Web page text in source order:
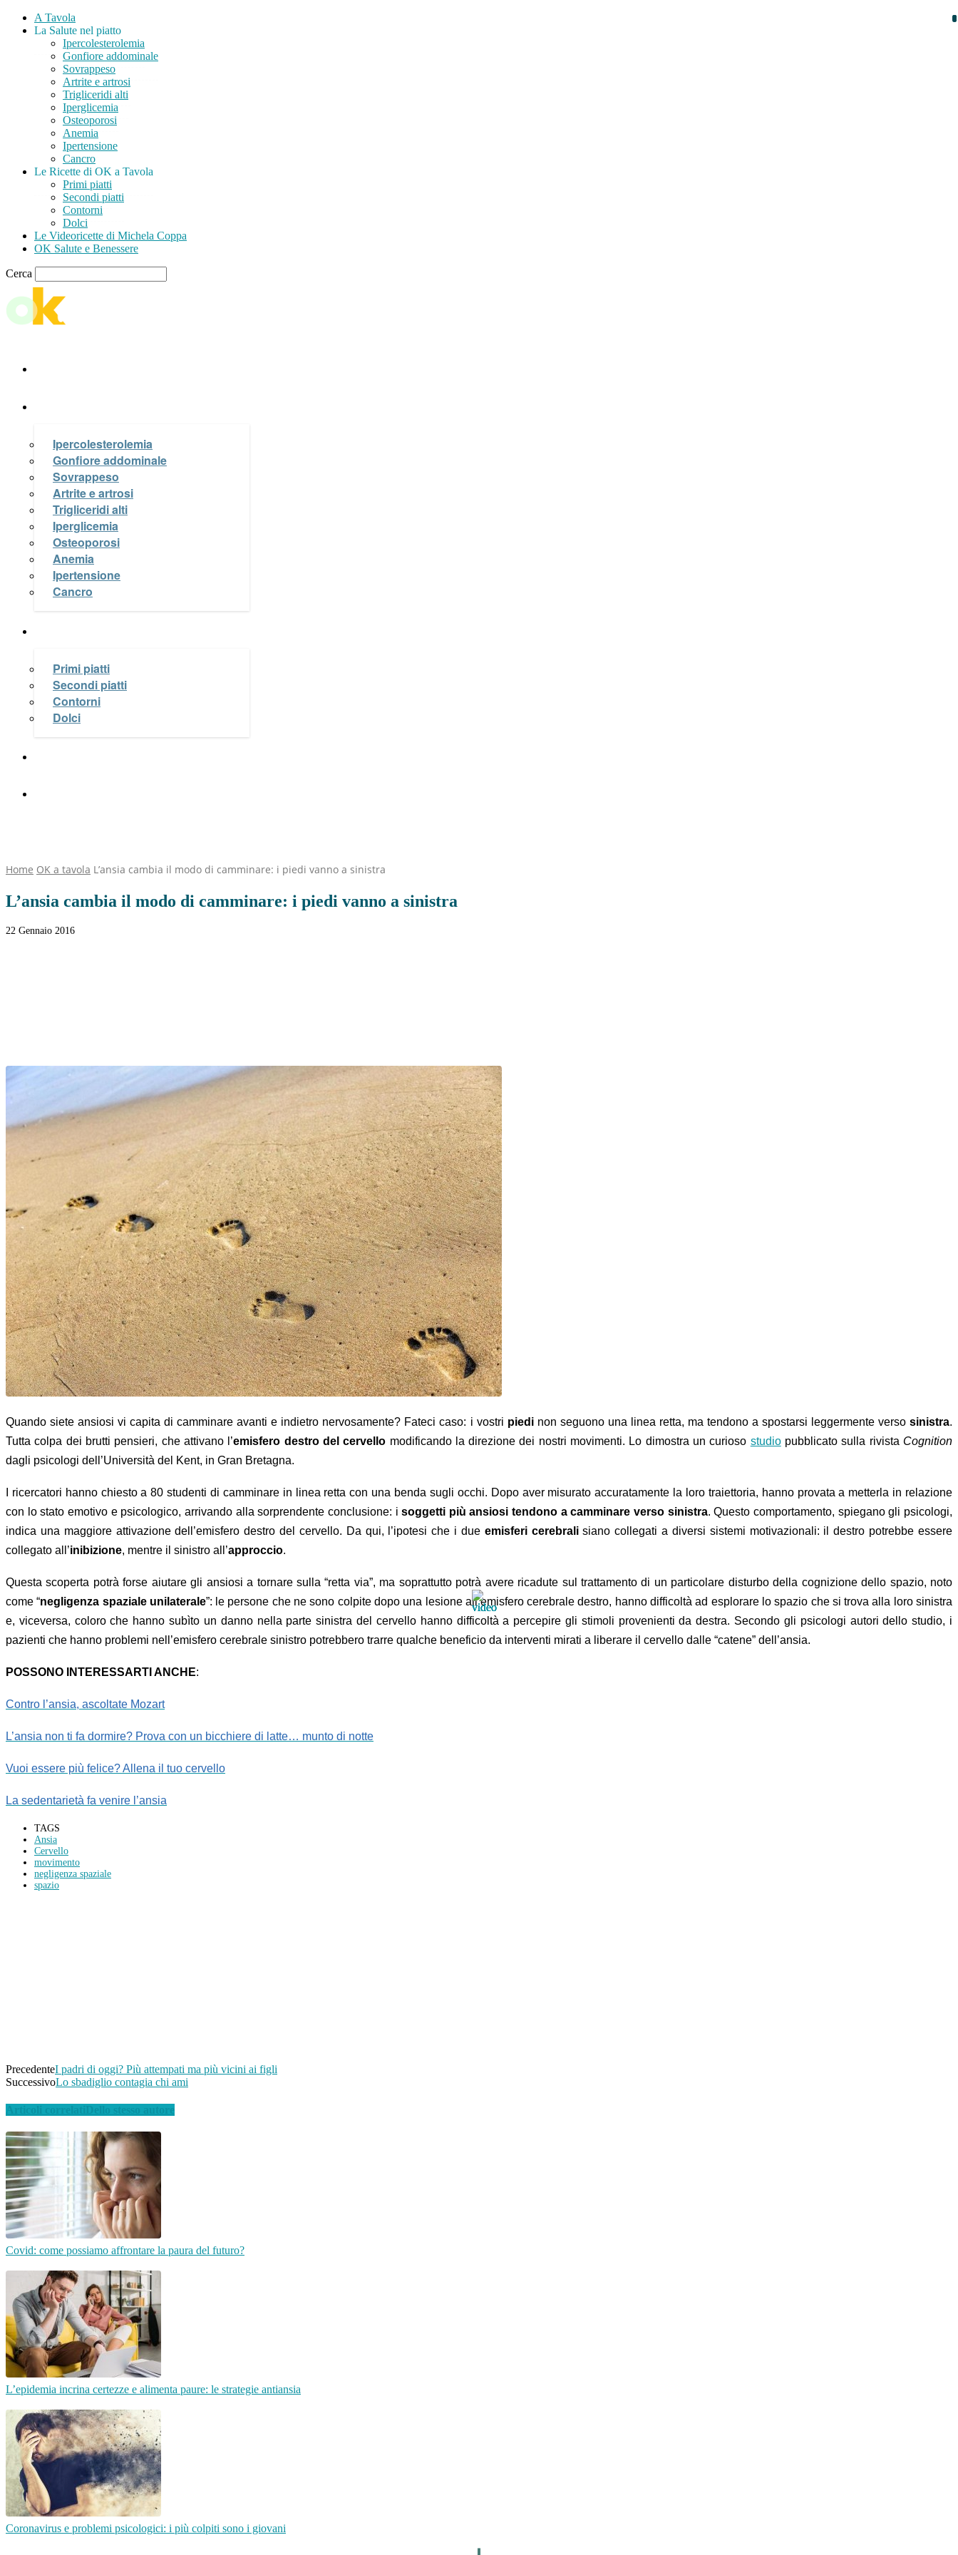
A Tavola
La Salute nel piatto
Ipercolesterolemia
Gonfiore addominale
Sovrappeso
Artrite e artrosi
Trigliceridi alti
Iperglicemia
Osteoporosi
Anemia
Ipertensione
Cancro
Le Ricette di OK a Tavola
Primi piatti
Secondi piatti
Contorni
Dolci
Le Videoricette di Michela Coppa
OK Salute e Benessere
Cerca
Ipercolesterolemia
Gonfiore addominale
Sovrappeso
Artrite e artrosi
Trigliceridi alti
Iperglicemia
Osteoporosi
Anemia
Ipertensione
Cancro
Primi piatti
Secondi piatti
Contorni
Dolci
Home OK a tavola L’ansia cambia il modo di camminare: i piedi vanno a sinistra
L’ansia cambia il modo di camminare: i piedi vanno a sinistra
22 Gennaio 2016
Quando siete ansiosi vi capita di camminare avanti e indietro nervosamente? Fateci caso: i vostri piedinon seguono una linea retta, ma tendono a spostarsi leggermente versosinistra.
Tutta colpa dei brutti pensieri, che attivano l’emisfero destro del cervello modificando la direzione dei nostri movimenti. Lo dimostra un curioso studiopubblicato sulla rivista Cognition
dagli psicologi dell’Università del Kent, in Gran Bretagna.
I ricercatori hanno chiesto a 80 studenti di camminare in linea retta con una benda sugli occhi. Dopo aver misurato accuratamente la loro traiettoria, hanno provata a metterla in relazione
con lo stato emotivo e psicologico, arrivando alla sorprendente conclusione: isoggetti più ansiosi tendono a camminare verso sinistra. Questo comportamento, spiegano gli psicologi,
indica una maggiore attivazione dell’emisfero destro del cervello. Da qui, l’ipotesi che i due emisferi cerebralisiano collegati a diversi sistemi motivazionali: il destro potrebbe essere
collegato all’inibizione, mentre il sinistro all’approccio.
Questa scoperta potrà forse aiutare gli ansiosi a tornare sulla “retta via”, ma soprattutto potrà avere ricadute sul trattamento di un particolare disturbo della cognizione dello spazio, noto
come “negligenza spaziale unilaterale”: le persone che ne sono colpite dopo una lesione all’emisfero cerebrale destro, hanno difficoltà ad esplorare lo spazio che si trova alla loro sinistra
e, viceversa, coloro che hanno subìto un danno nella parte sinistra del cervello hanno difficoltà a percepire gli stimoli provenienti da destra. Secondo gli psicologi autori dello studio, i
pazienti che hanno problemi nell’emisfero cerebrale sinistro potrebbero trarre qualche beneficio da interventi mirati a liberare il cervello dalle “catene” dell’ansia.
POSSONO INTERESSARTI ANCHE:
Contro l’ansia, ascoltate Mozart
L’ansia non ti fa dormire? Prova con un bicchiere di latte… munto di notte
Vuoi essere più felice? Allena il tuo cervello
La sedentarietà fa venire l’ansia
TAGS
Ansia
Cervello
movimento
negligenza spaziale
spazio
PrecedenteI padri di oggi? Più attempati ma più vicini ai figli
SuccessivoLo sbadiglio contagia chi ami
Covid: come possiamo affrontare la paura del futuro?
L’epidemia incrina certezze e alimenta paure: le strategie antiansia
Coronavirus e problemi psicologici: i più colpiti sono i giovani